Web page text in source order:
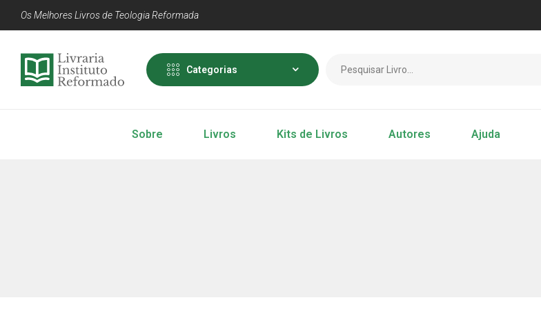
Os Melhores Livros de Teologia Reformada
Categorias
Sobre Livros Kits de Livros Autores Ajuda